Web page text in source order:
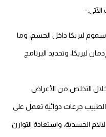
ليريكا داخل الجسم، وما
ليريكا، وتحديد البرنامج
التخلص من الأعراض
جرعات دوائية تعمل على
الجسدية، واستعادة التوازن